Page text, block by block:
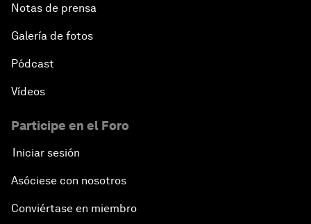
Notas de prensa
Galería de fotos
Pódcast
Vídeos
Participe en el Foro
Iniciar sesión
Asóciese con nosotros
Conviértase en miembro